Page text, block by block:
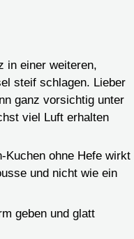
in einer weiteren,
steif schlagen. Lieber
ganz vorsichtig unter
viel Luft erhalten
geben und glatt